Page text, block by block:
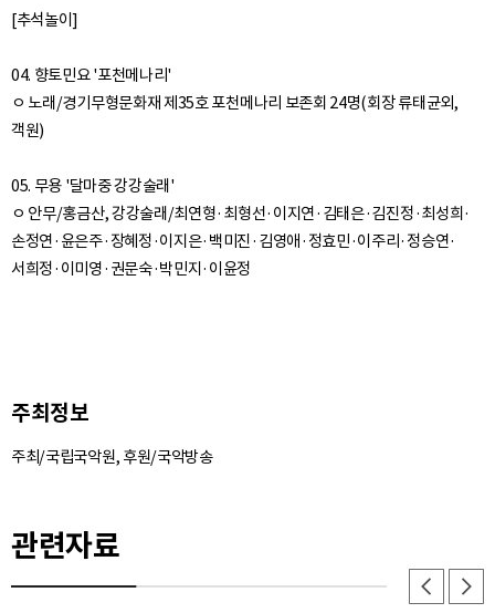
[추석놀이]
04. 향토민요 '포천메나리'
ㅇ 노래/경기무형문화재 제35호 포천메나리 보존회 24명(회장 류태균외,
객원)
05. 무용 '달마중 강강술래'
ㅇ 안무/홍금산, 강강술래/최연형·최형선·이지연·김태은·김진정·최성희·
손정연·윤은주·장혜정·이지은·백미진·김영애·정효민·이주리·정승연·
주최정보
주최/국립국악원, 후원/국악방송
관련자료